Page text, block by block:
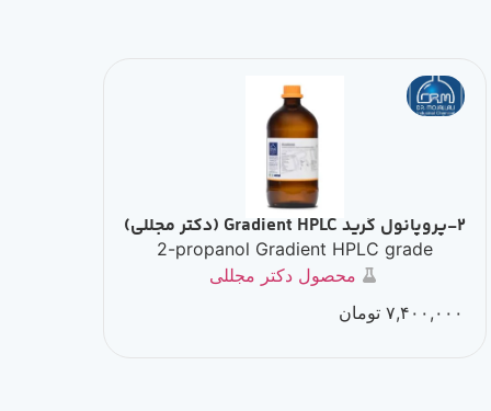
2-پروپانول گرید Gradient HPLC (دکتر مجللی)
2-propanol Gradient HPLC grade
محصول دکتر مجللی
۷,۴۰۰,۰۰۰ تومان